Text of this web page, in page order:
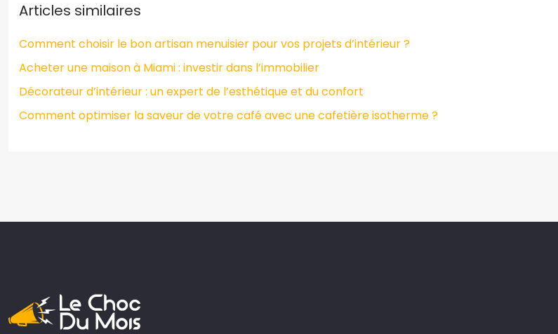
Articles similaires
Comment choisir le bon artisan menuisier pour vos projets d’intérieur ?
Acheter une maison à Miami : investir dans l’immobilier
Décorateur d’intérieur : un expert de l’esthétique et du confort
Comment optimiser la saveur de votre café avec une cafetière isotherme ?